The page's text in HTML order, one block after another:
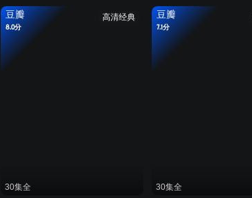
高清经典
豆瓣
8.0分
30集全
豆瓣
7.1分
30集全